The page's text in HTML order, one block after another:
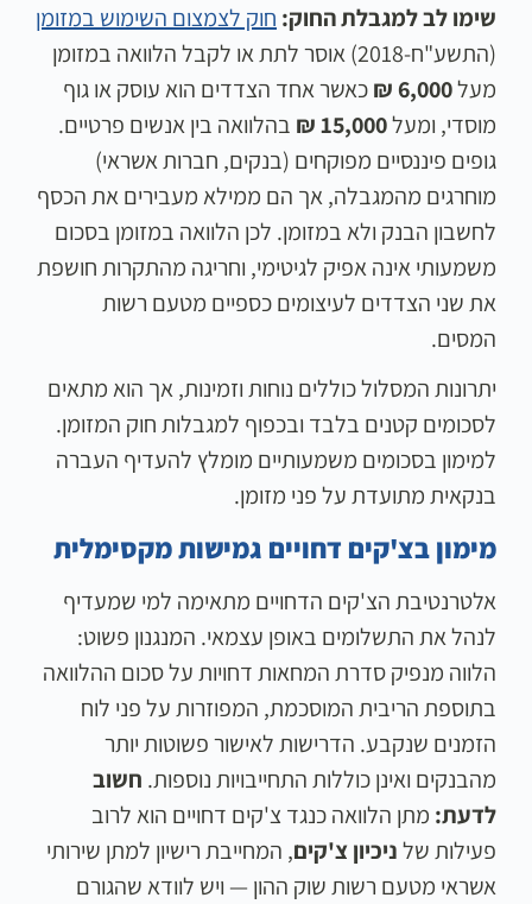
שימו לב למגבלת החוק: חוק לצמצום השימוש במזומן
(התשע"ח-2018) אוסר לתת או לקבל הלוואה במזומן
מעל6,000 ₪
כאשר אחד הצדדים הוא עוסק או גוף
מוסדי, ומעל15,000 ₪
בהלוואה בין אנשים פרטיים.
גופים פיננסיים מפוקחים (בנקים, חברות אשראי)
מוחרגים מהמגבלה, אך הם ממילא מעבירים את הכסף
לחשבון הבנק ולא במזומן. לכן הלוואה במזומן בסכום
משמעותי אינה אפיק לגיטימי, וחריגה מהתקרות חושפת
את שני הצדדים לעיצומים כספיים מטעם רשות
המסים.
יתרונות המסלול כוללים נוחות וזמינות, אך הוא מתאים
לסכומים קטנים בלבד ובכפוף למגבלות חוק המזומן.
למימון בסכומים משמעותיים מומלץ להעדיף העברה
בנקאית מתועדת על פני מזומן.
מימון בצ'קים דחויים גמישות מקסימלית
אלטרנטיבת הצ'קים הדחויים מתאימה למי שמעדיף
לנהל את התשלומים באופן עצמאי. המנגנון פשוט:
הלווה מנפיק סדרת המחאות דחויות על סכום ההלוואה
בתוספת הריבית המוסכמת, המפוזרות על פני לוח
הזמנים שנקבע. הדרישות לאישור פשוטות יותר
מהבנקים ואינן כוללות התחייבויות נוספות. חשוב
לדעת: מתן הלוואה כנגד צ'קים דחויים הוא לרוב
פעילות שלניכיון צ'קים, המחייבת רישיון למתן שירותי
אשראי מטעם רשות שוק ההון — ויש לוודא שהגורם